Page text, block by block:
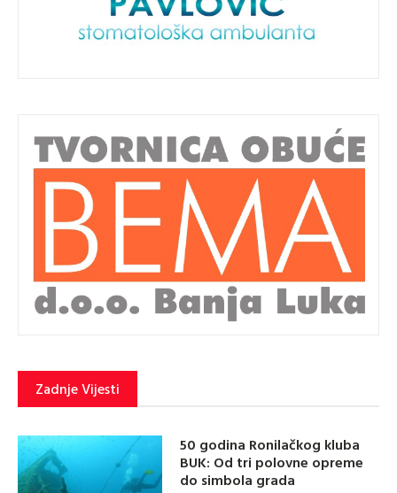
Zadnje Vijesti
50 godina Ronilačkog kluba
BUK: Od tri polovne opreme
do simbola grada